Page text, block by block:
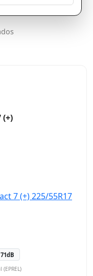
(+)